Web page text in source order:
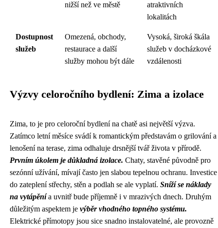
nižší než ve městě
atraktivních
lokalitách
Dostupnost
služeb
Omezená, obchody,
restaurace a další
služby mohou být dále
Vysoká, široká škála
služeb v docházkové
vzdálenosti
Výzvy celoročního bydlení: Zima a izolace
Zima, to je pro celoroční bydlení na chatě asi největší výzva.
Zatímco letní měsíce svádí k romantickým představám o grilování a
lenošení na terase, zima odhaluje drsnější tvář života v přírodě.
Prvním úkolem je důkladná izolace. Chaty, stavěné původně pro
sezónní užívání, mívají často jen slabou tepelnou ochranu. Investice
do zateplení střechy, stěn a podlah se ale vyplatí. Sníží se náklady
na vytápěnía uvnitř bude příjemně i v mrazivých dnech. Druhým
důležitým aspektem je výběr vhodného topného systému.
Elektrické přímotopy jsou sice snadno instalovatelné, ale provozně